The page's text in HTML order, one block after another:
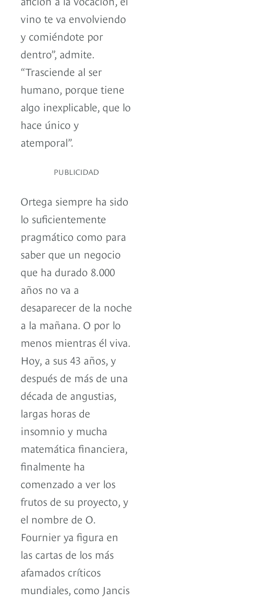
vino te va envolviendo
y comiéndote por
dentro”, admite.
“Trasciende al ser
humano, porque tiene
algo inexplicable, que lo
hace único y
atemporal”.
PUBLICIDAD
Ortega siempre ha sido
lo suficientemente
pragmático como para
saber que un negocio
que ha durado 8.000
años no va a
desaparecer de la noche
a la mañana. O por lo
menos mientras él viva.
Hoy, a sus 43 años, y
después de más de una
década de angustias,
largas horas de
insomnio y mucha
matemática financiera,
finalmente ha
comenzado a ver los
frutos de su proyecto, y
el nombre de O.
Fournier ya figura en
las cartas de los más
afamados críticos
mundiales, como Jancis